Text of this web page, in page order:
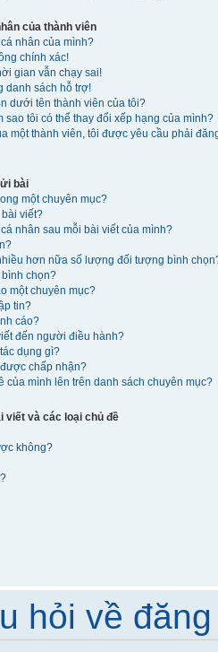
của thành viên
nhân của mình?
chính xác!
gian vẫn chạy sai!
danh sách hỗ trợ!
dưới tên thành viên của tôi?
sao tôi có thể thay đổi xếp hạng của mình?
một thành viên, tôi được yêu cầu phải
bài
một chuyên mục?
viết?
nhân sau mỗi bài viết của mình?
hơn nữa số lượng đối tượng bình
bình chọn?
một chuyên mục?
tin?
cáo?
đến người điều hành?
dụng gì?
chấp nhận?
của mình lên trên danh sách chuyên mục?
viết và các loại chủ đề
không?
hỏi về